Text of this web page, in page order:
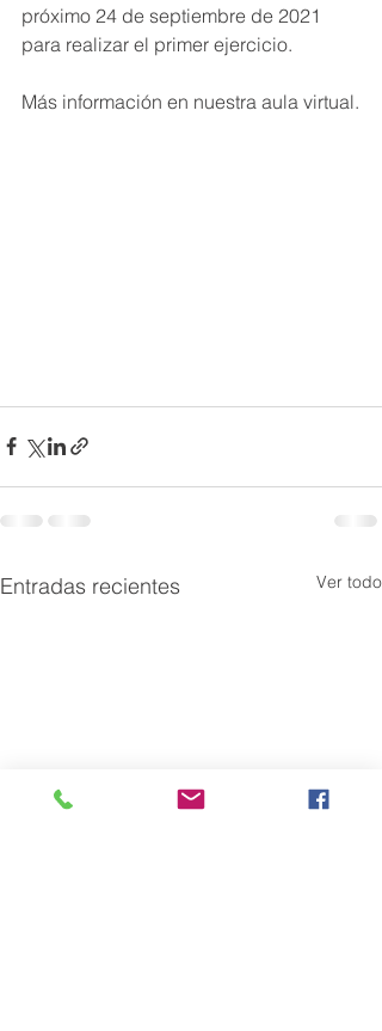
próximo 24 de septiembre de 2021
para realizar el primer ejercicio.
Más información en nuestra aula virtual.
Entradas recientes Ver todo